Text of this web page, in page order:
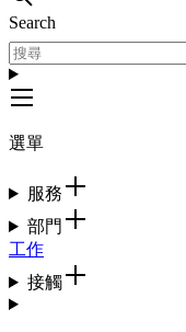
Search
選單
服務
部門
工作
接觸